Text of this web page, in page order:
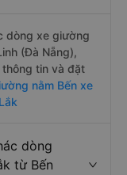
dòng xe giường
(Đà Nẵng),
thông tin và đặt
nằm Bến xe
dòng
từ Bến